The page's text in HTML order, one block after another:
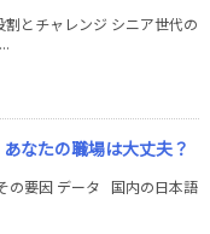
とチャレンジ シニア世代の
なたの職場は大丈夫？
の要因 データ 国内の日本語